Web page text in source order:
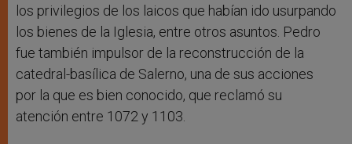
los privilegios de los laicos que habían ido usurpando
los bienes de la Iglesia, entre otros asuntos. Pedro
fue también impulsor de la reconstrucción de la
catedral-basílica de Salerno, una de sus acciones
por la que es bien conocido, que reclamó su
atención entre 1072 y 1103.